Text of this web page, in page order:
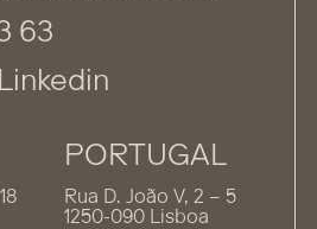
63
Linkedin
PORTUGAL
Rua D. João V, 2 – 5
1250-090 Lisboa